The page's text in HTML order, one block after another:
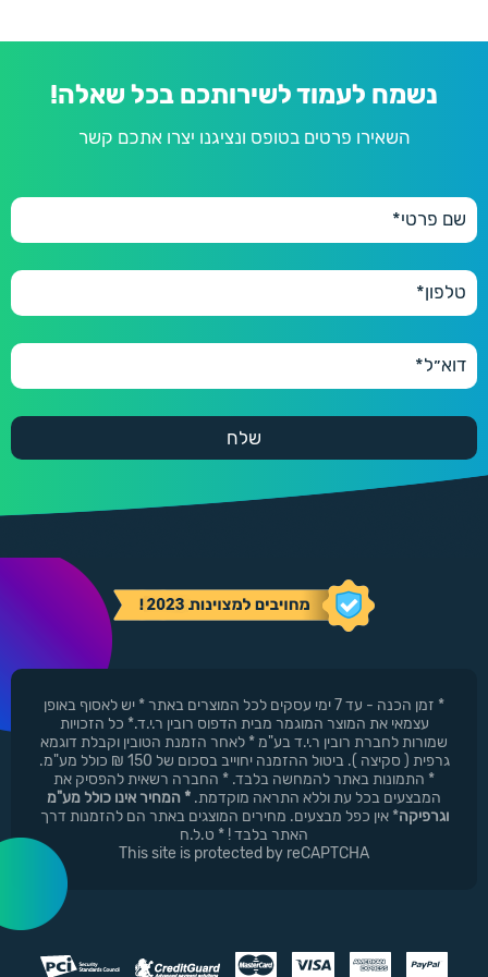
נשמח לעמוד לשירותכם בכל שאלה!
השאירו פרטים בטופס ונציגנו יצרו אתכם קשר
* זמן הכנה - עד 7 ימי עסקים לכל המוצרים באתר * יש לאסוף באופן
עצמאי את המוצר המוגמר מבית הדפוס רובין ר.י.ד.* כל הזכויות
שמורות לחברת רובין ר.י.ד בע"מ * לאחר הזמנת הטובין וקבלת דוגמא
גרפית ( סקיצה ). ביטול ההזמנה יחוייב בסכום של 150 ₪ כולל מע"מ.
* התמונות באתר להמחשה בלבד. * החברה רשאית להפסיק את
המבצעים בכל עת וללא התראה מוקדמת. * המחיר אינו כולל מע"מ
וגרפיקה* אין כפל מבצעים. מחירים המוצגים באתר הם להזמנות דרך
האתר בלבד ! * ט.ל.ח
This site is protected by reCAPTCHA